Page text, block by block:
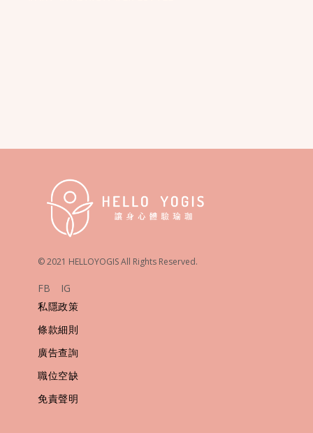
© 2021 HELLOYOGIS All Rights Reserved.
FB
IG
私隱政策
條款細則
廣告查詢
職位空缺
免責聲明